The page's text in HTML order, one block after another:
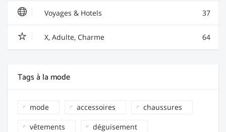
Voyages & Hotels 37
X, Adulte, Charme 64
Tags à la mode
mode accessoires chaussures
vêtements déguisement